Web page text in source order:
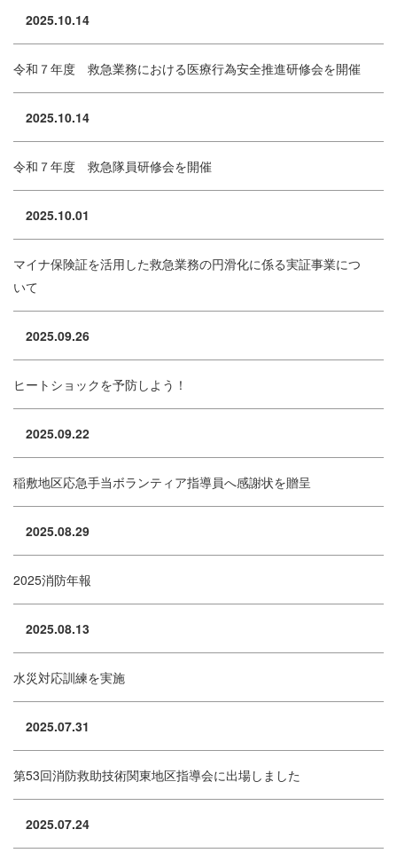
2025.10.14
令和７年度 救急業務における医療行為安全推進研修会を開催
2025.10.14
令和７年度 救急隊員研修会を開催
2025.10.01
マイナ保険証を活用した救急業務の円滑化に係る実証事業につ
いて
2025.09.26
ヒートショックを予防しよう！
2025.09.22
稲敷地区応急手当ボランティア指導員へ感謝状を贈呈
2025.08.29
2025消防年報
2025.08.13
水災対応訓練を実施
2025.07.31
第53回消防救助技術関東地区指導会に出場しました
2025.07.24